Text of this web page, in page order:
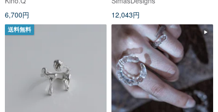
6,700円
12,043円
送料無料